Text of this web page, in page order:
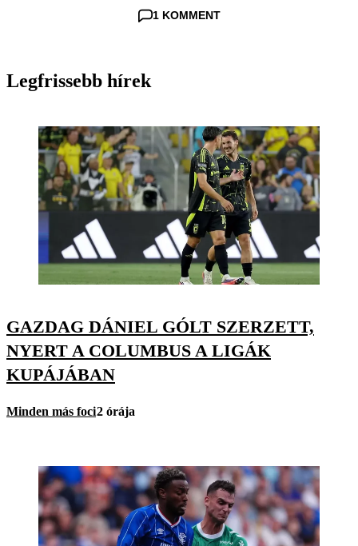
1 KOMMENT
Legfrissebb hírek
GAZDAG DÁNIEL GÓLT SZERZETT,
NYERT A COLUMBUS A LIGÁK
KUPÁJÁBAN
Minden más foci2 órája